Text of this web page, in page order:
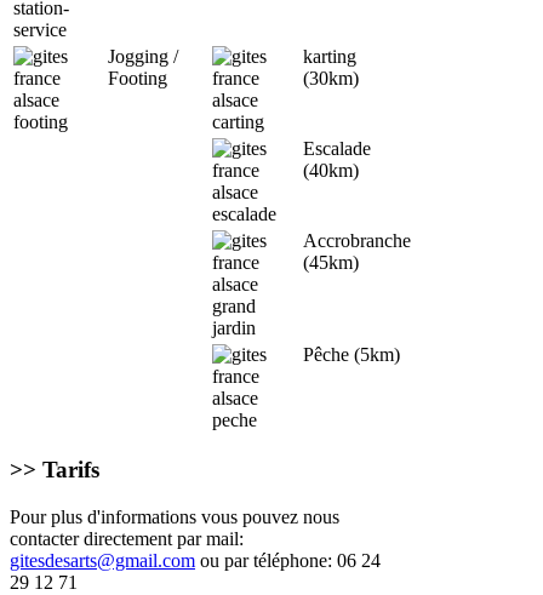
Jogging /
Footing
karting
(30km)
Escalade
(40km)
Accrobranche
(45km)
Pêche (5km)
>> Tarifs
Pour plus d'informations vous pouvez nous
contacter directement par mail:
gitesdesarts@gmail.com ou par téléphone: 06 24
29 12 71